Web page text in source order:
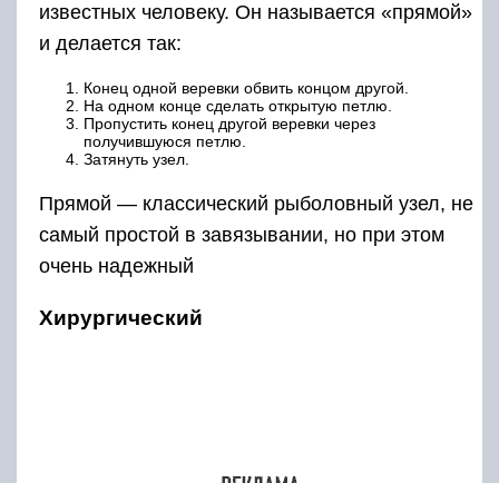
известных человеку. Он называется «прямой»
и делается так:
Конец одной веревки обвить концом другой.
На одном конце сделать открытую петлю.
Пропустить конец другой веревки через
получившуюся петлю.
Затянуть узел.
Прямой — классический рыболовный узел, не
самый простой в завязывании, но при этом
очень надежный
Хирургический